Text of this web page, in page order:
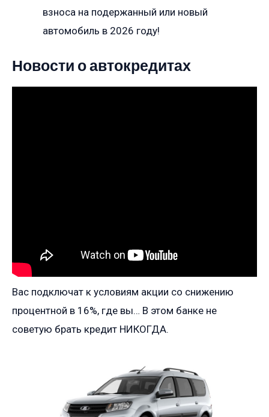
взноса на подержанный или новый
автомобиль в 2026 году!
Новости о автокредитах
Вас подключат к условиям акции со снижению
процентной в 16%, где вы… В этом банке не
советую брать кредит НИКОГДА.